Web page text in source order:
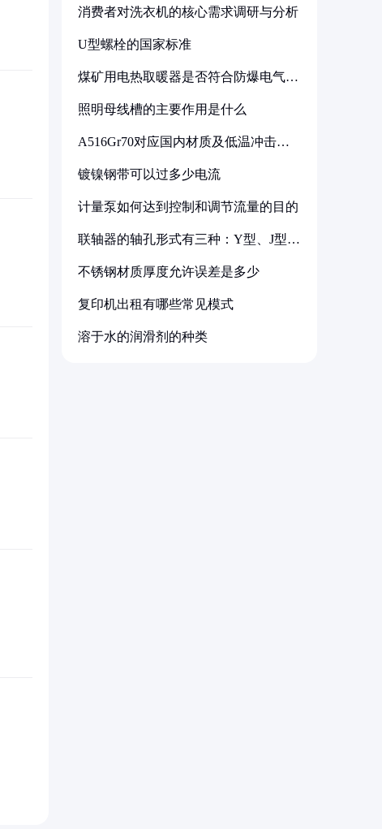
消费者对洗衣机的核心需求调研与分析
U型螺栓的国家标准
煤矿用电热取暖器是否符合防爆电气设
照明母线槽的主要作用是什么
A516Gr70对应国内材质及低温冲击要
镀镍钢带可以过多少电流
计量泵如何达到控制和调节流量的目的
联轴器的轴孔形式有三种：Y型、J型、
不锈钢材质厚度允许误差是多少
复印机出租有哪些常见模式
溶于水的润滑剂的种类